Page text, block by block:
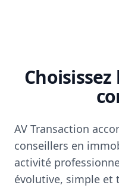
AV Transaction
conseillers en
activité
évolutive, simple et